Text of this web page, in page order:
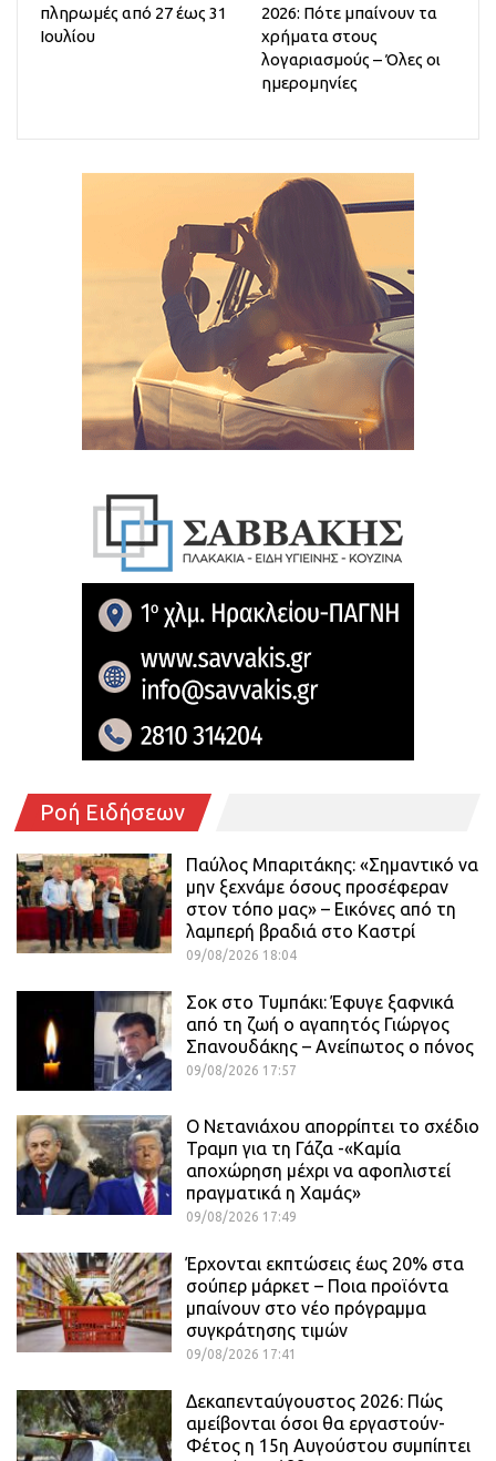
πληρωμές από 27 έως 31
Ιουλίου
2026: Πότε μπαίνουν τα
χρήματα στους
λογαριασμούς – Όλες οι
ημερομηνίες
Ροή Ειδήσεων
Παύλος Μπαριτάκης: «Σημαντικό να
μην ξεχνάμε όσους προσέφεραν
στον τόπο μας» – Εικόνες από τη
λαμπερή βραδιά στο Καστρί
09/08/2026 18:04
Σοκ στο Τυμπάκι: Έφυγε ξαφνικά
από τη ζωή ο αγαπητός Γιώργος
Σπανουδάκης – Ανείπωτος ο πόνος
09/08/2026 17:57
Ο Νετανιάχου απορρίπτει το σχέδιο
Τραμπ για τη Γάζα -«Καμία
αποχώρηση μέχρι να αφοπλιστεί
πραγματικά η Χαμάς»
09/08/2026 17:49
Έρχονται εκπτώσεις έως 20% στα
σούπερ μάρκετ – Ποια προϊόντα
μπαίνουν στο νέο πρόγραμμα
συγκράτησης τιμών
09/08/2026 17:41
Δεκαπενταύγουστος 2026: Πώς
αμείβονται όσοι θα εργαστούν-
Φέτος η 15η Αυγούστου συμπίπτει